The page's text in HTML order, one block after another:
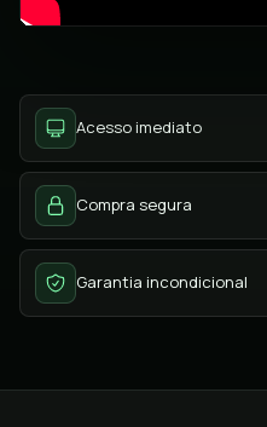
Acesso imediato
Compra segura
Garantia incondicional